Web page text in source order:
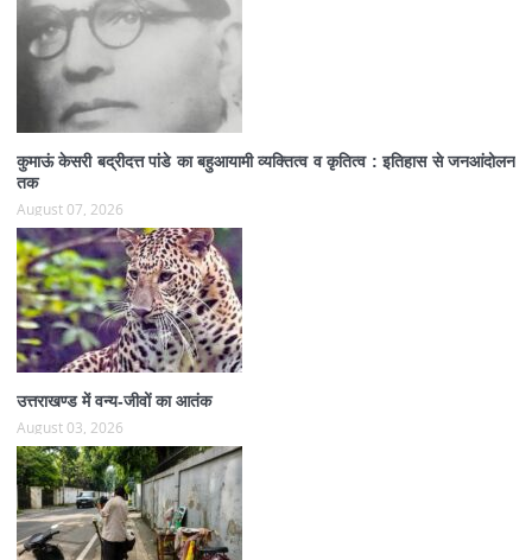
कुमाऊं केसरी बद्रीदत्त पांडे का बहुआयामी व्यक्तित्व व कृतित्व : इतिहास से जनआंदोलन
तक
August 07, 2026
उत्तराखण्ड में वन्य-जीवों का आतंक
August 03, 2026